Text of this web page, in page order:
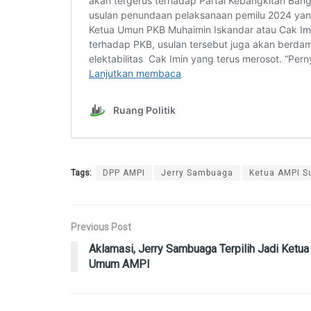
Tags: DPP AMPI Jerry Sambuaga Ketua AMPI
Previous Post
Aklamasi, Jerry Sambuaga Terpilih Jadi Ketua
Umum AMPI